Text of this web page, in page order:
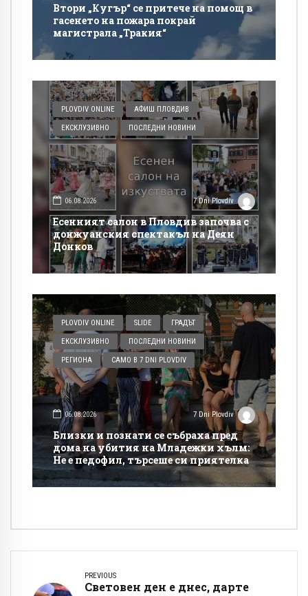
Втори „Кугър“ се притече на помощ в
гасенето на пожара покрай
магистрала „Тракия“
PLOVDIV ONLINE АФИШ ПЛОВДИВ
ЕКСКЛУЗИВНО ПОСЛЕДНИ НОВИНИ
06.08.2026 7 Dni Plovdiv
Есенният салон в Пловдив започва с
донжуанския спектакъл на Деян
Донков
PLOVDIV ONLINE SLIDE ГРАДЪТ
ЕКСКЛУЗИВНО ПОСЛЕДНИ НОВИНИ
РЕГИОНА САМО В 7 DNI PLOVDIV
06.08.2026 7 Dni Plovdiv
Близки и познати се събраха пред
дома на убития на Младежки хълм:
Не е педофил, търсеше си приятелка
PREVIOUS
Световен ден е днес, дарте